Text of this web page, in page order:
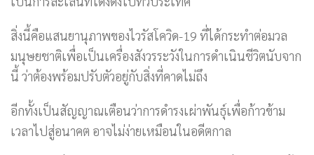
สิ่งนี้คือแสนยานุภาพของไวรัสโควิด-19 ที่ได้กระทำต่อมวล
มนุษยชาติเพื่อเป็นเครื่องสังวรระวังในการดำเนินชีวิตนับจาก
นี้ ว่าต้องพร้อมปรับตัวอยู่กับสิ่งที่คาดไม่ถึง
อีกทั้งเป็นสัญญาณเตือนว่าการดำรงเผ่าพันธุ์เพื่อก้าวข้าม
เวลาไปสู่อนาคต อาจไม่ง่ายเหมือนในอดีตกาล